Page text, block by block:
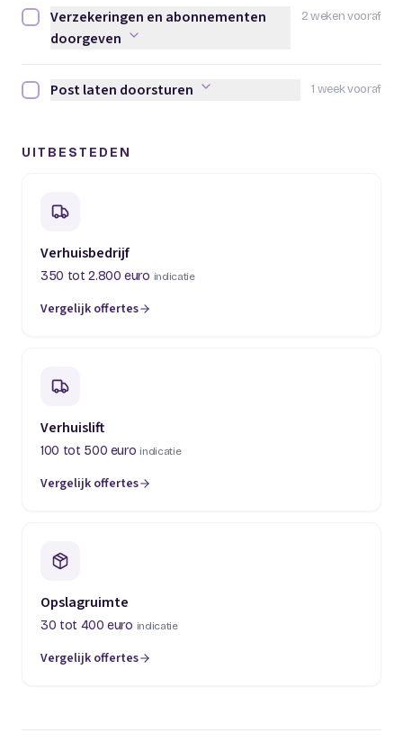
2 weken vooraf
Verzekeringen en abonnementen doorgeven afvinken
Verzekeringen en abonnementen
doorgeven
1 week vooraf
Post laten doorsturen afvinken
Post laten doorsturen
UITBESTEDEN
Verhuisbedrijf
350 tot 2.800 euro indicatie
Vergelijk offertes
(opent in een nieuw tabblad)
Verhuislift
100 tot 500 euro indicatie
Vergelijk offertes
(opent in een nieuw tabblad)
Opslagruimte
30 tot 400 euro indicatie
Vergelijk offertes
(opent in een nieuw tabblad)